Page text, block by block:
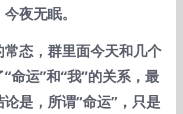
夜无眠。
态，群里面今天和几个
命运”和“我”的关系，最
是，所谓“命运”，只是